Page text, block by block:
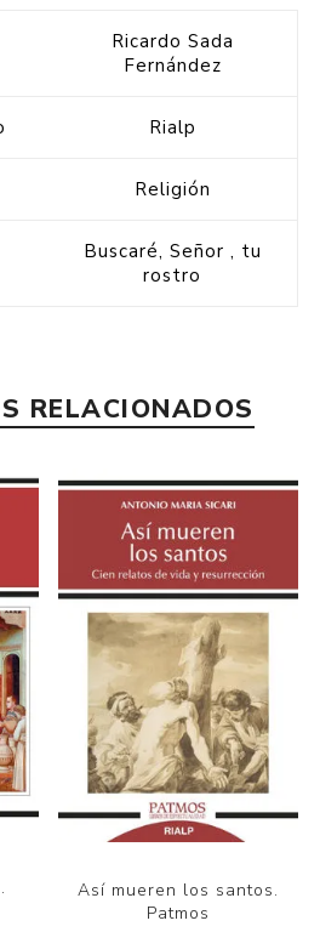
Ricardo Sada
Fernández
Rialp
Religión
Buscaré, Señor , tu
rostro
RELACIONADOS
Así mueren los santos.
Patmos